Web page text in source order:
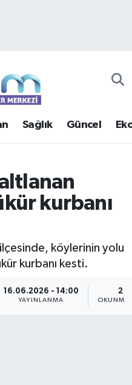
Sağlık Güncel
kurbanı
köylerinin yolu
kurbanı kesti.
16.06.2026 - 14:00
YAYINLANMA
2
OKUNMA
Haritası
ve Fikstür